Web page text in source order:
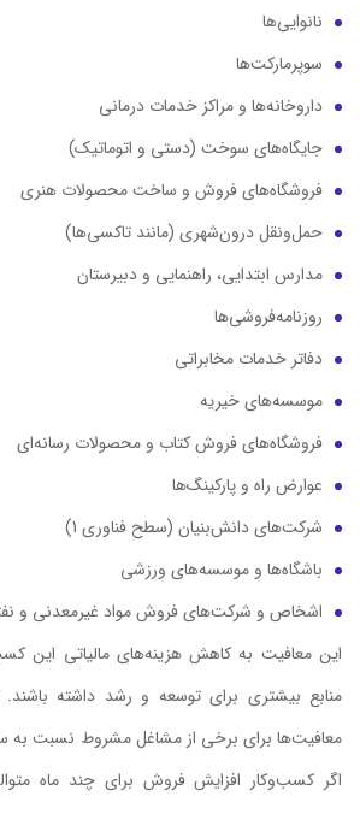
نانوایی‌ها
سوپرمارکت‌ها
داروخانه‌ها و مراکز خدمات درمانی
جایگاه‌های سوخت (دستی و اتوماتیک)
فروشگاه‌های فروش و ساخت محصولات هنری
حمل‌ونقل درون‌شهری (مانند تاکسی‌ها)
مدارس ابتدایی، راهنمایی و دبیرستان
روزنامه‌فروشی‌ها
دفاتر خدمات مخابراتی
موسسه‌های خیریه
فروشگاه‌های فروش کتاب و محصولات رسانه‌ای
عوارض راه و پارکینگ‌ها
شرکت‌های دانش‌بنیان (سطح فناوری 1)
باشگاه‌ها و موسسه‌های ورزشی
اشخاص و شرکت‌های فروش مواد غیرمعدنی و
این معافیت‌ به کاهش هزینه‌های مالیاتی این
منابع بیشتری برای توسعه و رشد داشته
معافیت‌ها برای برخی از مشاغل مشروط نسبت
اگر کسب‌وکار افزایش فروش برای چند ماه